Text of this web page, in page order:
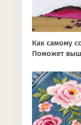
Как самому
Поможет